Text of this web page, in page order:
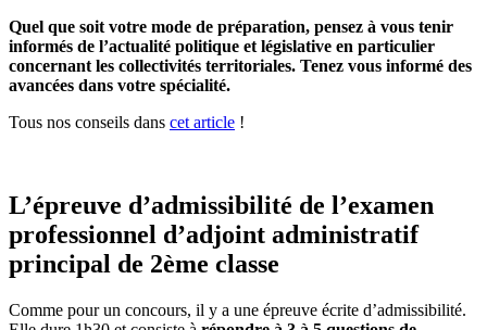
Quel que soit votre mode de préparation, pensez à vous tenir
informés de l’actualité politique et législative en particulier
concernant les collectivités territoriales. Tenez vous informé des
avancées dans votre spécialité.
Tous nos conseils dans cet article !
L’épreuve d’admissibilité de l’examen
professionnel d’adjoint administratif
principal de 2ème classe
Comme pour un concours, il y a une épreuve écrite d’admissibilité.